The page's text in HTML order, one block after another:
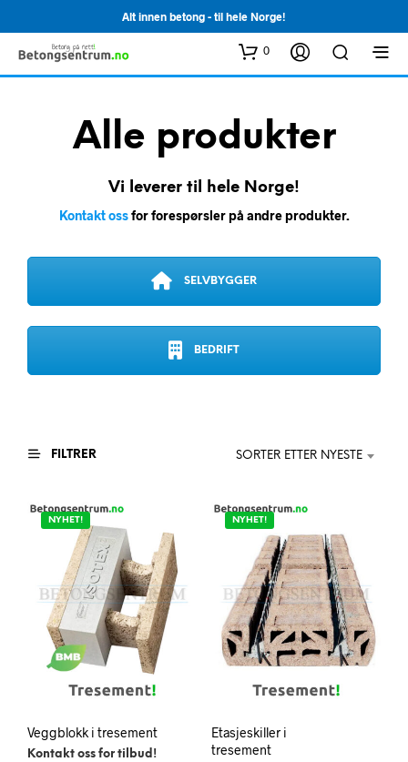
Alt innen betong - til hele Norge!
0
Alle produkter
Vi leverer til hele Norge!
Kontakt ossfor forespørsler på andre produkter.
SELVBYGGER
BEDRIFT
FILTRER SORTER ETTER NYESTE
NYHET!
Veggblokk i tresement
Kontakt oss for tilbud!
NYHET!
Etasjeskiller i
tresement